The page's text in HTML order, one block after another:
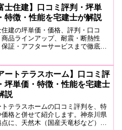
ット・デメリットまで詳しく紹介し
。
士住建】口コミ評判・坪単
特徴・性能を宅建士が解説
住建の坪単価・価格、評判・口コ
商品ラインアップ、耐震・断熱性
証・アフターサービスまで徹底解
宅建士の視点から詳しく紹介しま
ートテラスホーム】口コミ評
坪単価・特徴・性能を宅建士
説
トテラスホームの口コミ評判を、特
価格と併せて紹介します。神奈川県
点に、天然木（国産天竜杉など）に